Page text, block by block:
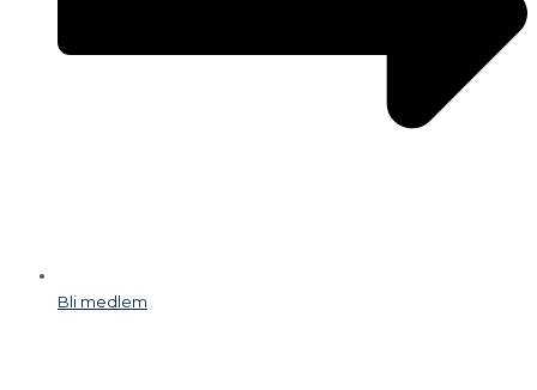
Bli medlem